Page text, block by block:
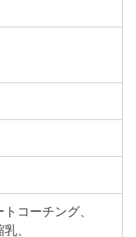
コーチング、
、